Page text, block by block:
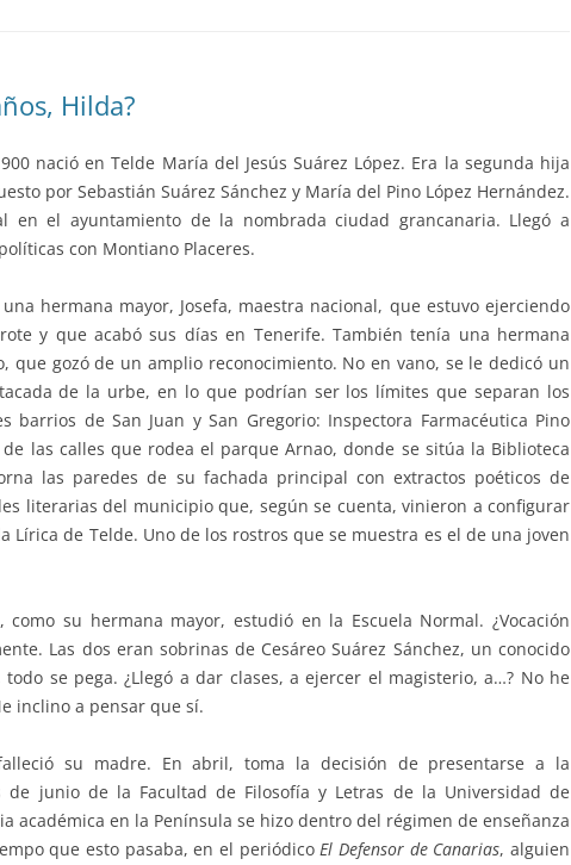
Hilda?
nació en Telde María del Jesús Suárez López. Era la segunda hija
por Sebastián Suárez Sánchez y María del Pino López Hernández.
en el ayuntamiento de la nombrada ciudad grancanaria. Llegó a
con Montiano Placeres.
hermana mayor, Josefa, maestra nacional, que estuvo ejerciendo
y que acabó sus días en Tenerife. También tenía una hermana
que gozó de un amplio reconocimiento. No en vano, se le dedicó un
de la urbe, en lo que podrían ser los límites que separan los
barrios de San Juan y San Gregorio: Inspectora Farmacéutica Pino
de las calles que rodea el parque Arnao, donde se sitúa la Biblioteca
las paredes de su fachada principal con extractos poéticos de
literarias del municipio que, según se cuenta, vinieron a configurar
Lírica de Telde. Uno de los rostros que se muestra es el de una joven
como su hermana mayor, estudió en la Escuela Normal. ¿Vocación
Las dos eran sobrinas de Cesáreo Suárez Sánchez, un conocido
se pega. ¿Llegó a dar clases, a ejercer el magisterio, a…? No he
inclino a pensar que sí.
su madre. En abril, toma la decisión de presentarse a la
de junio de la Facultad de Filosofía y Letras de la Universidad de
académica en la Península se hizo dentro del régimen de enseñanza
que esto pasaba, en el periódicoEl Defensor de Canarias, alguien